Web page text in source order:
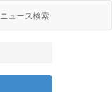
ニュース検索